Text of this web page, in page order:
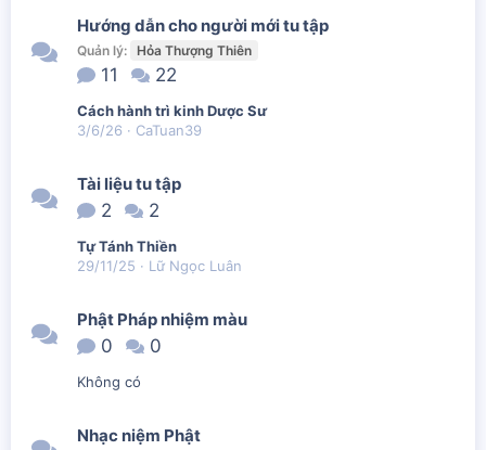
Hướng dẫn cho người mới tu tập
Quản lý: Hỏa Thượng Thiên
11 22
Cách hành trì kinh Dược Sư
3/6/26
CaTuan39
Tài liệu tu tập
2 2
Tự Tánh Thiền
29/11/25
Lữ Ngọc Luân
Phật Pháp nhiệm màu
0 0
Không có
Nhạc niệm Phật